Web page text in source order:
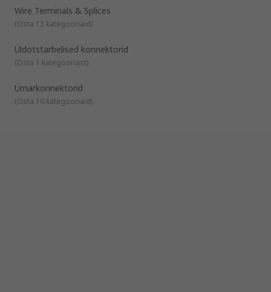
Terminaliplokid ja DIN-lati pistikud
Wire Terminals & Splices
(Osta 13 kategooriaid)
Üldotstarbelised konnektorid
(Osta 1 kategooriast)
Ümarkonnektorid
(Osta 10 kategooriaid)